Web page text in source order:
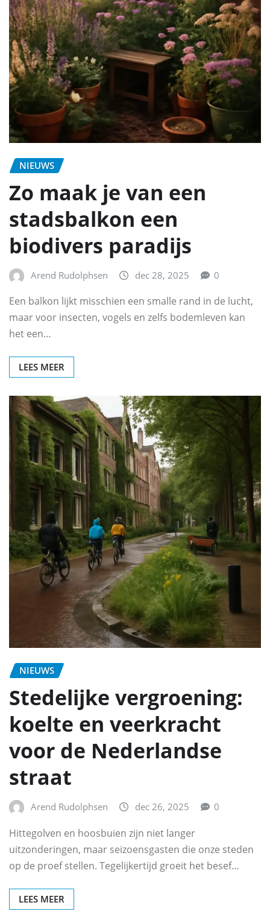
NIEUWS
Zo maak je van een
stadsbalkon een
biodivers paradijs
Arend Rudolphsen dec 28, 2025 0
Een balkon lijkt misschien een smalle rand in de lucht,
maar voor insecten, vogels en zelfs bodemleven kan
het een…
LEES MEER
NIEUWS
Stedelijke vergroening:
koelte en veerkracht
voor de Nederlandse
straat
Arend Rudolphsen dec 26, 2025 0
Hittegolven en hoosbuien zijn niet langer
uitzonderingen, maar seizoensgasten die onze steden
op de proef stellen. Tegelijkertijd groeit het besef…
LEES MEER